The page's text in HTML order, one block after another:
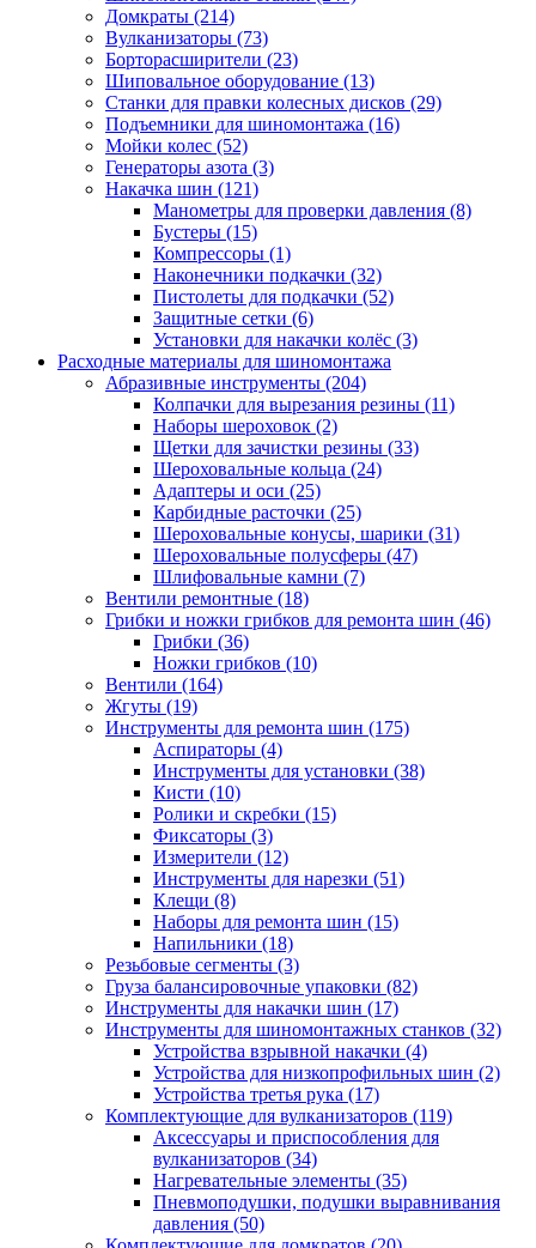
Домкраты (214)
Вулканизаторы (73)
Борторасширители (23)
Шиповальное оборудование (13)
Станки для правки колесных дисков (29)
Подъемники для шиномонтажа (16)
Мойки колес (52)
Генераторы азота (3)
Накачка шин (121)
Манометры для проверки давления (8)
Бустеры (15)
Компрессоры (1)
Наконечники подкачки (32)
Пистолеты для подкачки (52)
Защитные сетки (6)
Установки для накачки колёс (3)
Расходные материалы для шиномонтажа
Абразивные инструменты (204)
Колпачки для вырезания резины (11)
Наборы шероховок (2)
Щетки для зачистки резины (33)
Шероховальные кольца (24)
Адаптеры и оси (25)
Карбидные расточки (25)
Шероховальные конусы, шарики (31)
Шероховальные полусферы (47)
Шлифовальные камни (7)
Вентили ремонтные (18)
Грибки и ножки грибков для ремонта шин (46)
Грибки (36)
Ножки грибков (10)
Вентили (164)
Жгуты (19)
Инструменты для ремонта шин (175)
Аспираторы (4)
Инструменты для установки (38)
Кисти (10)
Ролики и скребки (15)
Фиксаторы (3)
Измерители (12)
Инструменты для нарезки (51)
Клещи (8)
Наборы для ремонта шин (15)
Напильники (18)
Резьбовые сегменты (3)
Груза балансировочные упаковки (82)
Инструменты для накачки шин (17)
Инструменты для шиномонтажных станков (32)
Устройства взрывной накачки (4)
Устройства для низкопрофильных шин (2)
Устройства третья рука (17)
Комплектующие для вулканизаторов (119)
Аксессуары и приспособления для
вулканизаторов (34)
Нагревательные элементы (35)
Пневмоподушки, подушки выравнивания
давления (50)